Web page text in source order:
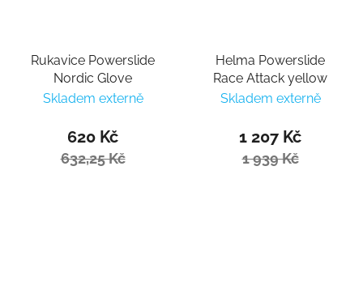
Rukavice Powerslide
Nordic Glove
Skladem externě
620 Kč
632,25 Kč
Helma Powerslide
Race Attack yellow
Skladem externě
1 207 Kč
1 939 Kč